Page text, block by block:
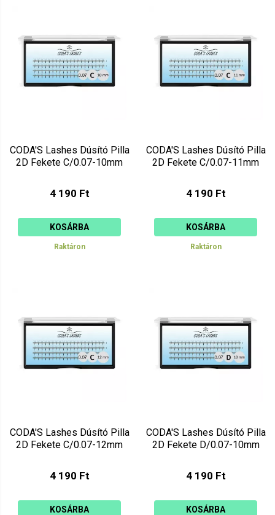
CODA'S Lashes Dúsító Pilla
2D Fekete C/0.07-10mm
4 190 Ft
KOSÁRBA
Raktáron
CODA'S Lashes Dúsító Pilla
2D Fekete C/0.07-11mm
4 190 Ft
KOSÁRBA
Raktáron
CODA'S Lashes Dúsító Pilla
2D Fekete C/0.07-12mm
4 190 Ft
KOSÁRBA
CODA'S Lashes Dúsító Pilla
2D Fekete D/0.07-10mm
4 190 Ft
KOSÁRBA